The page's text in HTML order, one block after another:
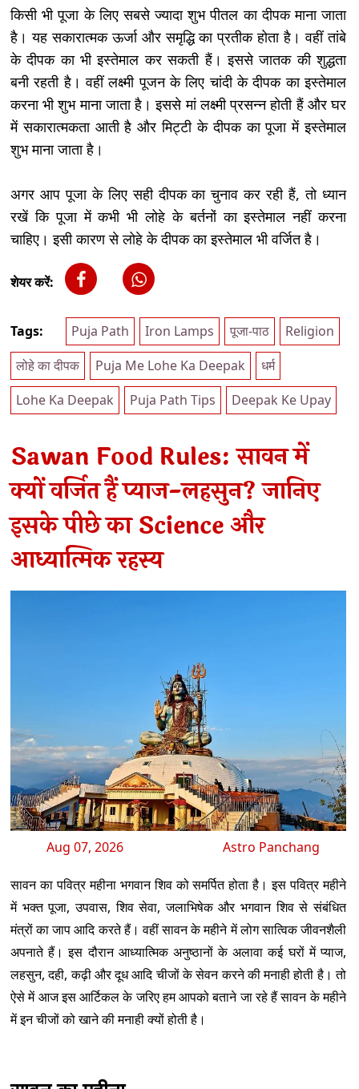
किसी भी पूजा के लिए सबसे ज्यादा शुभ पीतल का दीपक माना जाता
है। यह सकारात्मक ऊर्जा और समृद्धि का प्रतीक होता है। वहीं तांबे
के दीपक का भी इस्तेमाल कर सकती हैं। इससे जातक की शुद्धता
बनी रहती है। वहीं लक्ष्मी पूजन के लिए चांदी के दीपक का इस्तेमाल
करना भी शुभ माना जाता है। इससे मां लक्ष्मी प्रसन्न होती हैं और घर
में सकारात्मकता आती है और मिट्टी के दीपक का पूजा में इस्तेमाल
शुभ माना जाता है।
अगर आप पूजा के लिए सही दीपक का चुनाव कर रही हैं, तो ध्यान
रखें कि पूजा में कभी भी लोहे के बर्तनों का इस्तेमाल नहीं करना
चाहिए। इसी कारण से लोहे के दीपक का इस्तेमाल भी वर्जित है।
शेयर करें:
Tags: Puja Path Iron Lamps पूजा-पाठ
Religion
लोहे का दीपक
Puja Me Lohe Ka Deepak
धर्म
Lohe Ka Deepak
Puja Path Tips Deepak Ke Upay
Sawan Food Rules: सावन में
क्यों वर्जित हैं प्याज-लहसुन? जानिए
इसके पीछे का Science और
आध्यात्मिक रहस्य
Aug 07, 2026 Astro Panchang
सावन का पवित्र महीना भगवान शिव को समर्पित होता है। इस पवित्र महीने
में भक्त पूजा, उपवास, शिव सेवा, जलाभिषेक और भगवान शिव से संबंधित
मंत्रों का जाप आदि करते हैं। वहीं सावन के महीने में लोग सात्विक जीवनशैली
अपनाते हैं। इस दौरान आध्यात्मिक अनुष्ठानों के अलावा कई घरों में प्याज,
लहसुन, दही, कढ़ी और दूध आदि चीजों के सेवन करने की मनाही होती है। तो
ऐसे में आज इस आर्टिकल के जरिए हम आपको बताने जा रहे हैं सावन के महीने
में इन चीजों को खाने की मनाही क्यों होती है।